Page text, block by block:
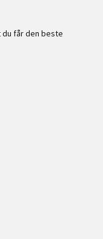
får den beste